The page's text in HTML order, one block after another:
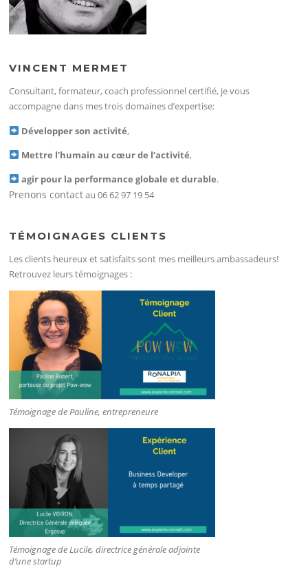
VINCENT MERMET
Consultant, formateur, coach professionnel certifié, je vous
accompagne dans mes trois domaines d’expertise:
Développer son activité,
Mettre l’humain au cœur de l’activité,
agir pour la performance globale et durable.
Prenons contactau 06 62 97 19 54
TÉMOIGNAGES CLIENTS
Les clients heureux et satisfaits sont mes meilleurs ambassadeurs!
Retrouvez leurs témoignages :
Témoignage de Pauline, entrepreneure
Témoignage de Lucile, directrice générale adjointe
d’une startup